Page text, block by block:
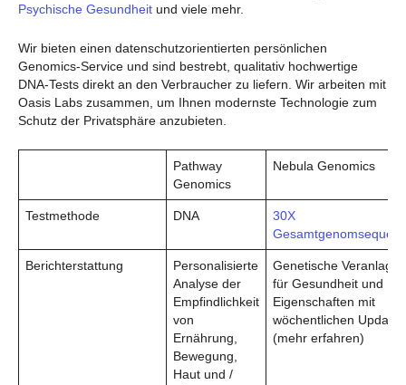
Psychische Gesundheit und viele mehr.
Wir bieten einen datenschutzorientierten persönlichen
Genomics-Service und sind bestrebt, qualitativ hochwertige
DNA-Tests direkt an den Verbraucher zu liefern. Wir arbeiten mit
Oasis Labs zusammen, um Ihnen modernste Technologie zum
Schutz der Privatsphäre anzubieten.
Pathway
Genomics
Nebula Genomics
Testmethode DNA
30X
Berichterstattung
Personalisierte
Analyse der
Empfindlichkeit
von
Ernährung,
Bewegung,
Haut und /
Genetische
für Gesundheit und
Eigenschaften mit
wöchentlichen Updates
(mehr erfahren)